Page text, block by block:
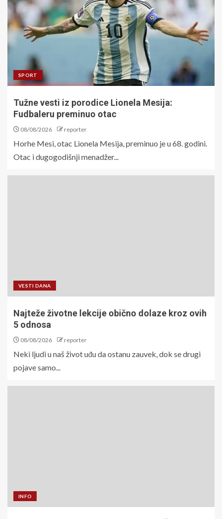
SPORT
Tužne vesti iz porodice Lionela Mesija:
Fudbaleru preminuo otac
08/08/2026 reporter
Horhe Mesi, otac Lionela Mesija, preminuo je u 68. godini.
Otac i dugogodišnji menadžer...
VESTI DANA
Najteže životne lekcije obično dolaze kroz ovih
5 odnosa
08/08/2026 reporter
Neki ljudi u naš život uđu da ostanu zauvek, dok se drugi
pojave samo...
INFO